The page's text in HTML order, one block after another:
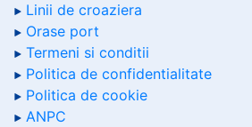
Linii de croaziera
Orase port
Termeni si conditii
Politica de confidentialitate
Politica de cookie
ANPC